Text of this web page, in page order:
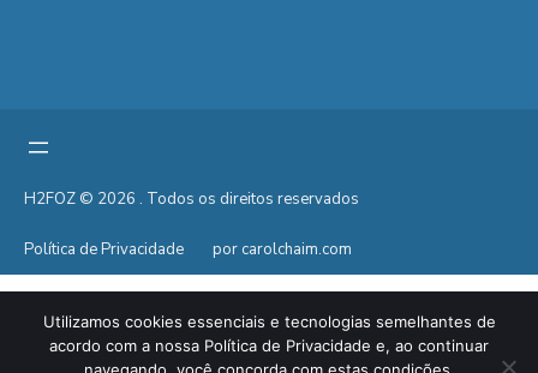
H2FOZ © 2026 . Todos os direitos reservados
Política de Privacidade por carolchaim.com
Utilizamos cookies essenciais e tecnologias semelhantes de
acordo com a nossa Política de Privacidade e, ao continuar